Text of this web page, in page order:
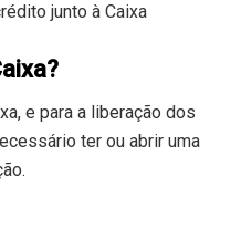
junto à Caixa
e para a liberação dos
ter ou abrir uma